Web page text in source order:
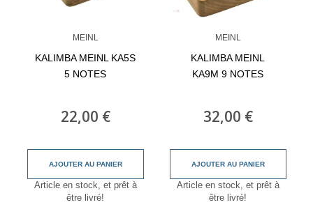
MEINL
KALIMBA MEINL KA5S
5 NOTES
22,00 €
AJOUTER AU PANIER
Article en stock, et prêt à
être livré!
MEINL
KALIMBA MEINL
KA9M 9 NOTES
32,00 €
AJOUTER AU PANIER
Article en stock, et prêt à
être livré!